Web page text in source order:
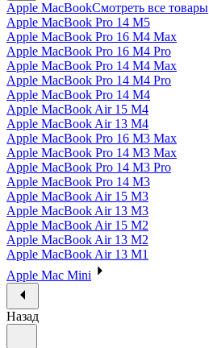
Apple MacBookСмотреть все товары
Apple MacBook Pro 14 M5
Apple MacBook Pro 16 M4 Max
Apple MacBook Pro 16 M4 Pro
Apple MacBook Pro 14 M4 Max
Apple MacBook Pro 14 M4 Pro
Apple MacBook Pro 14 M4
Apple MacBook Air 15 M4
Apple MacBook Air 13 M4
Apple MacBook Pro 16 M3 Max
Apple MacBook Pro 14 M3 Max
Apple MacBook Pro 14 M3 Pro
Apple MacBook Pro 14 M3
Apple MacBook Air 15 M3
Apple MacBook Air 13 M3
Apple MacBook Air 15 M2
Apple MacBook Air 13 M2
Apple MacBook Air 13 M1
Apple Mac Mini
Назад